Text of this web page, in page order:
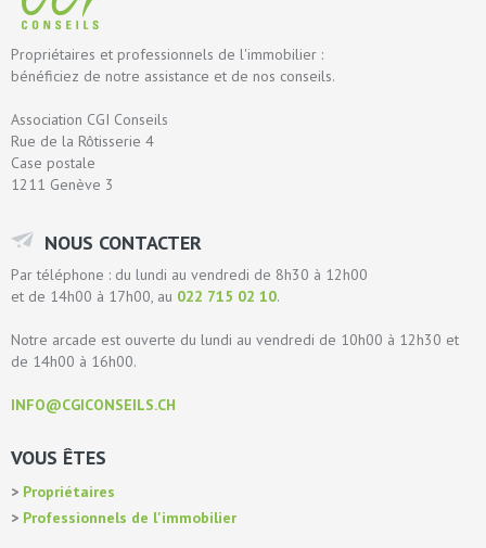
Propriétaires et professionnels de l'immobilier :
bénéficiez de notre assistance et de nos conseils.
Association CGI Conseils
Rue de la Rôtisserie 4
Case postale
1211 Genève 3
NOUS CONTACTER
Par téléphone : du lundi au vendredi de 8h30 à 12h00
et de 14h00 à 17h00, au 022 715 02 10.
Notre arcade est ouverte du lundi au vendredi de 10h00 à 12h30 et
de 14h00 à 16h00.
INFO@CGICONSEILS.CH
VOUS ÊTES
Propriétaires
Professionnels de l'immobilier